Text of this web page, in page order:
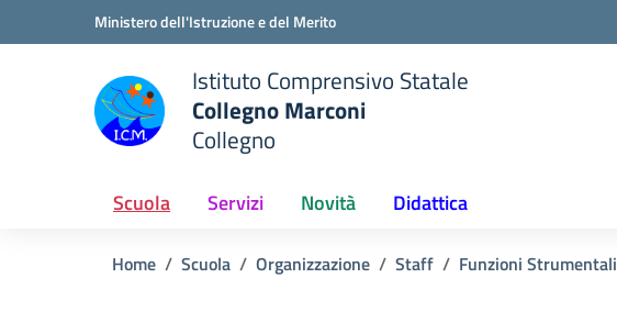
Vai ai contenuti
Vai al menu di navigazioneMinistero dell'Istruzione e del Merito
Istituto Comprensivo Statale
Collegno Marconi
Collegno
Scuola Servizi Novità Didattica
Home Scuola Organizzazione Staff Funzioni Strumentali